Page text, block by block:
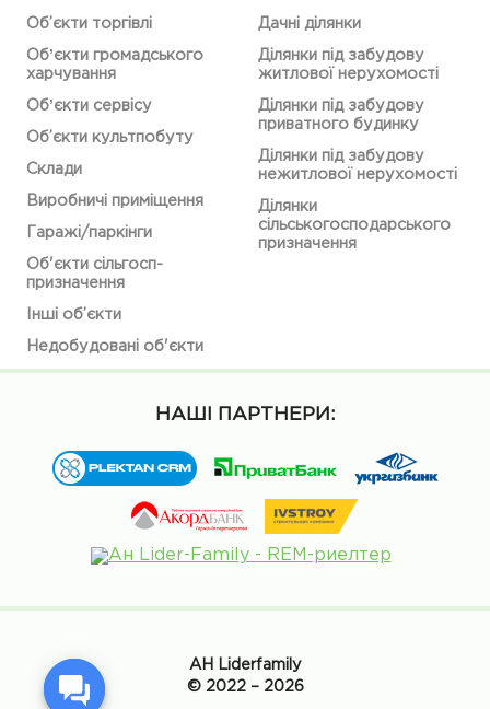
АН Liderfamily
© 2022 – 2026
Об’єкти торгівлі
Обʼєкти громадського
харчування
Обʼєкти сервісу
Об’єкти культпобуту
Склади
Виробничі приміщення
Гаражі/паркінги
Об'єкти сільгосп-
призначення
Інші об’єкти
Недобудовані об'єкти
Дачні ділянки
Ділянки під забудову
житлової нерухомості
Ділянки під забудову
приватного будинку
Ділянки під забудову
нежитлової нерухомості
Ділянки
сільськогосподарського
призначення
НАШІ ПАРТНЕРИ: